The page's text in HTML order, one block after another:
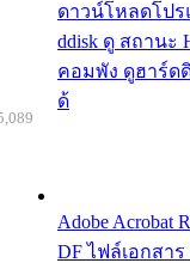
ดาวน์โหลดโปร
ddisk ดู สถานะ
คอมพัง ดูฮาร์ดดิ
ด้
Adobe Acrobat
DF ไฟล์เอกสาร